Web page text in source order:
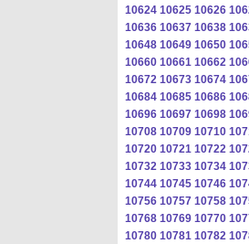
10624 10625 10626
10636 10637 10638
10648 10649 10650
10660 10661 10662
10672 10673 10674
10684 10685 10686
10696 10697 10698
10708 10709 10710
10720 10721 10722
10732 10733 10734
10744 10745 10746
10756 10757 10758
10768 10769 10770
10780 10781 10782